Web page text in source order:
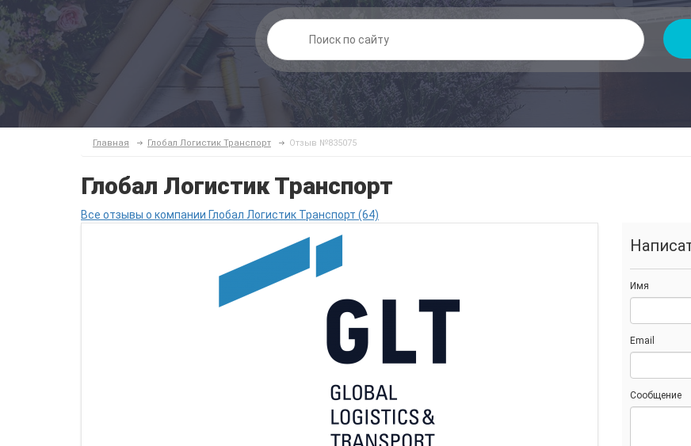
Главная Глобал Логистик Транспорт Отзыв №835075
Глобал Логистик Транспорт
Все отзывы о компании Глобал Логистик Транспорт (64)
Имя
Email
Сообщение